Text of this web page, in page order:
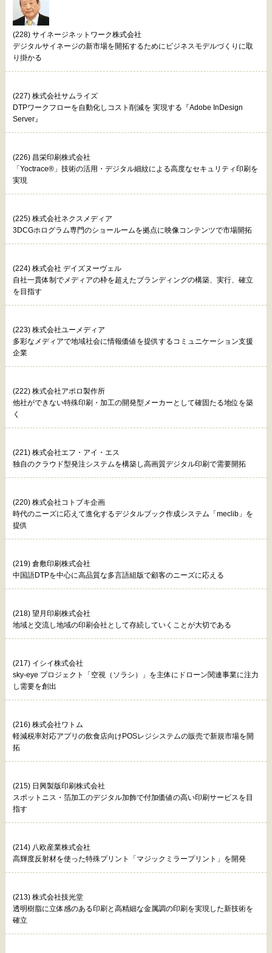
(228) サイネージネットワーク株式会社
デジタルサイネージの新市場を開拓するためにビジネスモデルづくりに取
り掛かる
(227) 株式会社サムライズ
DTPワークフローを自動化しコスト削減を 実現する『Adobe InDesign
Server』
(226) 昌栄印刷株式会社
「Yoctrace®」技術の活用・デジタル細紋による高度なセキュリティ印刷を
実現
(225) 株式会社ネクスメディア
3DCGホログラム専門のショールームを拠点に映像コンテンツで市場開拓
(224) 株式会社 デイズヌーヴェル
自社一貫体制でメディアの枠を超えたブランディングの構築、実行、確立
を目指す
(223) 株式会社ユーメディア
多彩なメディアで地域社会に情報価値を提供するコミュニケーション支援
企業
(222) 株式会社アポロ製作所
他社ができない特殊印刷・加工の開発型メーカーとして確固たる地位を築
く
(221) 株式会社エフ・アイ・エス
独自のクラウド型発注システムを構築し高画質デジタル印刷で需要開拓
(220) 株式会社コトブキ企画
時代のニーズに応えて進化するデジタルブック作成システム「meclib」を
提供
(219) 倉敷印刷株式会社
中国語DTPを中心に高品質な多言語組版で顧客のニーズに応える
(218) 望月印刷株式会社
地域と交流し地域の印刷会社として存続していくことが大切である
(217) イシイ株式会社
sky-eye プロジェクト「空視（ソラシ）」を主体にドローン関連事業に注力
し需要を創出
(216) 株式会社ワトム
軽減税率対応アプリの飲食店向けPOSレジシステムの販売で新規市場を開
拓
(215) 日興製版印刷株式会社
スポットニス・箔加工のデジタル加飾で付加価値の高い印刷サービスを目
指す
(214) 八欧産業株式会社
高輝度反射材を使った特殊プリント「マジックミラープリント」を開発
(213) 株式会社技光堂
透明樹脂に立体感のある印刷と高精細な金属調の印刷を実現した新技術を
確立